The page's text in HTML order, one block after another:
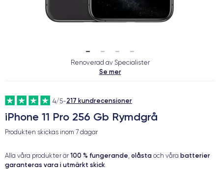
Renoverad av Specialister
Se mer
4/5-217 kundrecensioner
iPhone 11 Pro 256 Gb Rymdgrå
Produkten skickas inom 7 dagar
Alla våra produkter är 100 % fungerande, olåsta och våra batterier
garanteras vara i utmärkt skick.